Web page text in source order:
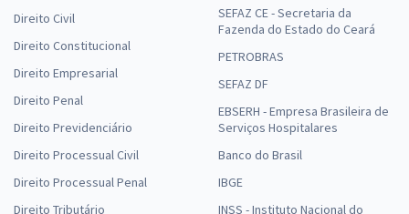
Direito Civil
Direito Constitucional
Direito Empresarial
Direito Penal
Direito Previdenciário
Direito Processual Civil
Direito Processual Penal
Direito Tributário
SEFAZ CE - Secretaria da
Fazenda do Estado do Ceará
PETROBRAS
SEFAZ DF
EBSERH - Empresa Brasileira de
Serviços Hospitalares
Banco do Brasil
IBGE
INSS - Instituto Nacional do